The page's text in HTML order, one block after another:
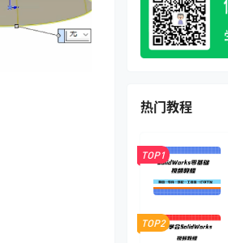
热门教程
TOP1
TOP2